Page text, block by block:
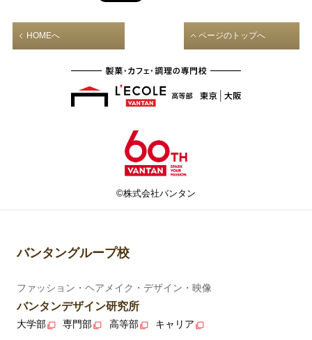
HOMEへ ページのトップへ
©株式会社バンタン
バンタングループ校
ファッション・ヘアメイク・デザイン・映像
バンタンデザイン研究所
大学部 専門部 高等部 キャリア